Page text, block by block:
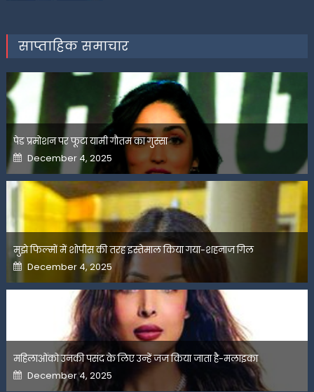
साप्ताहिक समाचार
पेड प्रमोशन पर फूटा यामी गौतम का गुस्सा
Posted
on
December 4, 2025
मुझे फिल्मों में शोपीस की तरह इस्तेमाल किया गया-शहनाज गिल
Posted
on
December 4, 2025
महिलाओंको उनकी पसंद के लिए उन्हें जज किया जाता है-मलाइका
Posted
on
December 4, 2025